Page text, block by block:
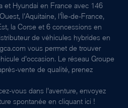
et Hyundai en France avec 146
l’Aquitaine, l'Île-de-France,
la Corse et 6 concessions en
de véhicules hybrides en
vous permet de trouver
d'occasion. Le réseau Groupe
vente de qualité, prenez
vous dans l'aventure, envoyez
spontanée en cliquant ici !